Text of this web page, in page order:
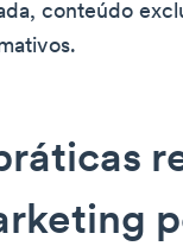
conteúdo